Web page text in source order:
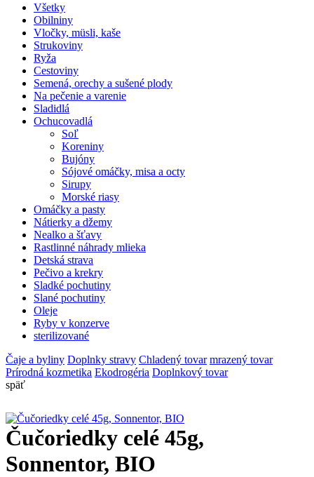
Všetky
Obilniny
Vločky, müsli, kaše
Strukoviny
Ryža
Cestoviny
Semená, orechy a sušené plody
Na pečenie a varenie
Sladidlá
Ochucovadlá
Soľ
Koreniny
Bujóny
Sójové omáčky, misa a octy
Sirupy
Morské riasy
Omáčky a pasty
Nátierky a džemy
Nealko a šťavy
Rastlinné náhrady mlieka
Detská strava
Pečivo a krekry
Sladké pochutiny
Slané pochutiny
Oleje
Ryby v konzerve
sterilizované
Čaje a byliny Doplnky stravy Chladený tovar mrazený tovar
Prírodná kozmetika Ekodrogéria Doplnkový tovar
späť
Čučoriedky celé 45g,
Sonnentor, BIO